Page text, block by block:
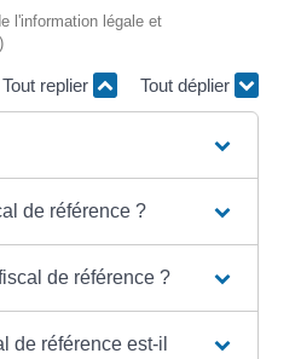
l'information légale et
Tout replier Tout déplier
de référence ?
de référence ?
de référence est-il